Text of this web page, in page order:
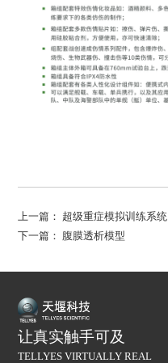
上一篇：
超级重症模拟训练系统
下一篇：
腹膜透析模型
让真实触手可及
TELLYES VIRTUALLY REAL